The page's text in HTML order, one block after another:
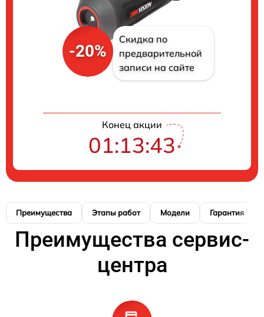
-20%
Скидка по
предварительной
записи на сайте
Конец акции
01:13:42
Преимущества Этапы работ Модели Гарантия
Преимущества сервис-
центра